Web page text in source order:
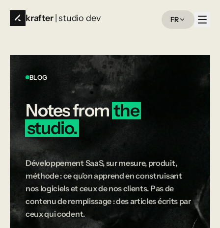
krafter | studio dev FR
BLOG
Notesfrom the
studio.
Développement SaaS, sur mesure, produit,
méthode : ce qu’on apprend en construisant
nos logiciels et ceux de nos clients. Pas de
contenu de remplissage : des articles écrits par
ceux qui codent.